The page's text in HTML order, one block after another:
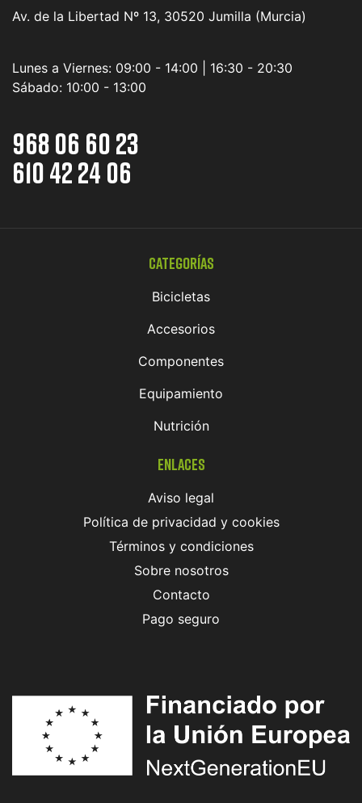
Av. de la Libertad Nº 13, 30520 Jumilla (Murcia)
Lunes a Viernes: 09:00 - 14:00 | 16:30 - 20:30
Sábado: 10:00 - 13:00
968 06 60 23
610 42 24 06
Categorías
Bicicletas
Accesorios
Componentes
Equipamiento
Nutrición
Enlaces
Aviso legal
Política de privacidad y cookies
Términos y condiciones
Sobre nosotros
Contacto
Pago seguro